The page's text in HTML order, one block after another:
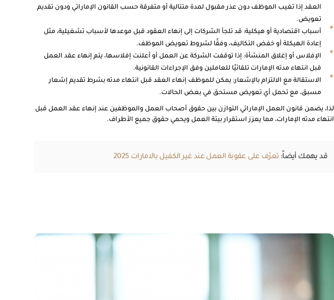
العقد إذا تغيب الموظف دون عذر مقبول لمدة متتالية أو متفرقة حسب القانون الإماراتي ودون تقديم
تعويض.
أسباب اقتصادية أو هيكلية: قد تلجأ الشركات إلى إنهاء العقود قبل موعدها لأسباب تشغيلية، مثل
إعادة الهيكلة أو خفض التكاليف، وفقًا لشروط تعويض الموظف.
الإفلاس أو إغلاق المنشأة: إذا توقفت الشركة عن العمل أو أعلنت إفلاسها، يتم إنهاء عقد العمل
قبل انتهاء مدته الإمارات تلقائيًا للعاملين وفق الإجراءات القانونية.
الاستقالة مع الالتزام بالإشعار: يمكن للموظف إنهاء العقد قبل انتهاء مدته بشرط تقديم إشعار
مسبق، مع تحمل أي تعويض مستحق في بعض الحالات.
لذا، يضمن قانون العمل الإماراتي التوازن بين حقوق أصحاب العمل والموظفين عند إنهاء عقد العمل قبل
انتهاء مدته الإمارات، مما يعزز استقرار بيئة العمل ويحمي حقوق جميع الأطراف.
قد يهمك أيضاً: تعرّف على عقوبة العمل عند غير الكفيل بالامارات 2025